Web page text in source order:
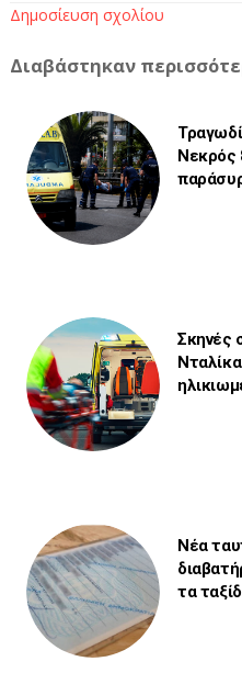
Δημοσίευση σχολίου
Διαβάστηκαν
Νεκρός
Σκηνές
Νέα
τα